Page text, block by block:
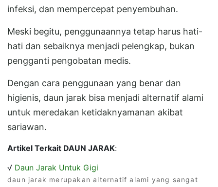
infeksi, dan mempercepat penyembuhan.
Meski begitu, penggunaannya tetap harus hati-
hati dan sebaiknya menjadi pelengkap, bukan
pengganti pengobatan medis.
Dengan cara penggunaan yang benar dan
higienis, daun jarak bisa menjadi alternatif alami
untuk meredakan ketidaknyamanan akibat
sariawan.
Artikel Terkait DAUN JARAK:
√ Daun Jarak Untuk Gigi
daun jarak merupakan alternatif alami yang sangat